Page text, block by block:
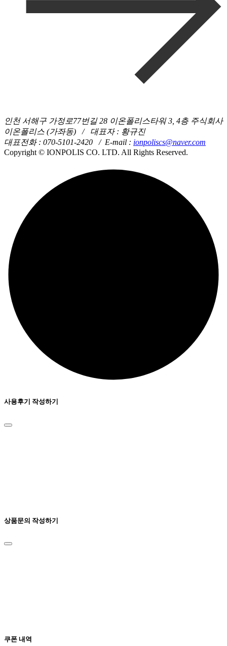
인천 서해구 가정로77번길 28 이온폴리스타워 3, 4층 주식회사
이온폴리스 (가좌동)
/ 대표자 : 황규진
대표전화 : 070-5101-2420 / E-mail : ionpoliscs@naver.com
Copyright © IONPOLIS CO. LTD. All Rights Reserved.
사용후기 작성하기
상품문의 작성하기
쿠폰 내역